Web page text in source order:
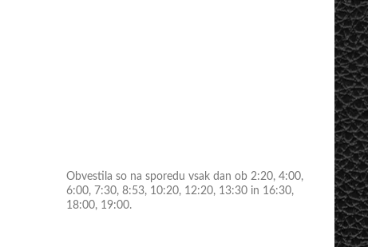
Obvestila so na sporedu vsak dan ob 2:20, 4:00,
6:00, 7:30, 8:53, 10:20, 12:20, 13:30 in 16:30,
18:00, 19:00.